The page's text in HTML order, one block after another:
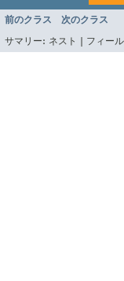
前のクラス 次のクラス
サマリー: ネスト | フィー